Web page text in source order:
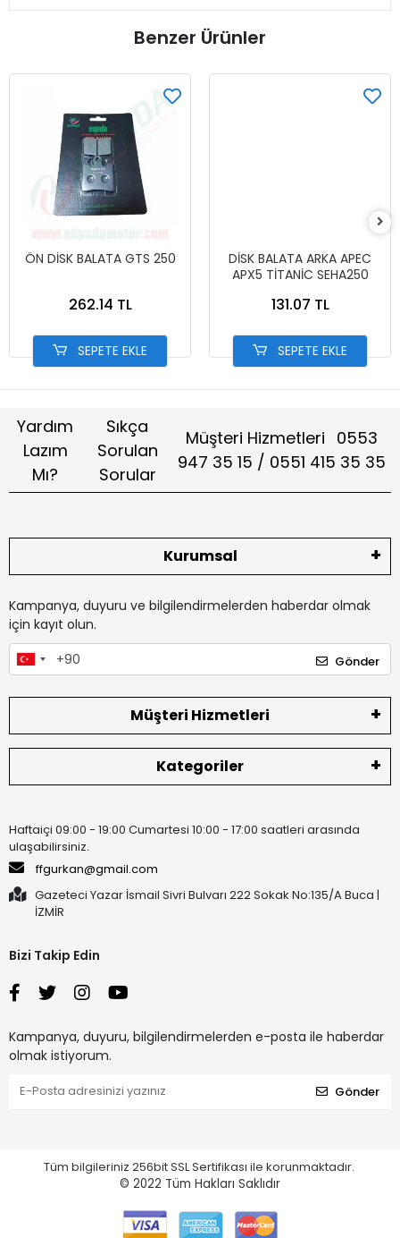
Benzer Ürünler
ÖN DİSK BALATA GTS 250
262.14 TL
SEPETE EKLE
DİSK BALATA ARKA APEC
APX5 TİTANİC SEHA250
131.07 TL
SEPETE EKLE
Yardım
Lazım
Mı?
Sıkça
Sorulan
Sorular
Müşteri Hizmetleri 0553
947 35 15 / 0551 415 35 35
Kurumsal
Kampanya, duyuru ve bilgilendirmelerden haberdar olmak
için kayıt olun.
Gönder
Müşteri Hizmetleri
Kategoriler
Haftaiçi 09:00 - 19:00 Cumartesi 10:00 - 17:00 saatleri arasında
ulaşabilirsiniz.
ffgurkan@gmail.com
Gazeteci Yazar İsmail Sivri Bulvarı 222 Sokak No:135/A Buca |
İZMİR
Bizi Takip Edin
Kampanya, duyuru, bilgilendirmelerden e-posta ile haberdar
olmak istiyorum.
Gönder
Tüm bilgileriniz 256bit SSL Sertifikası ile korunmaktadır.
© 2022 Tüm Hakları Saklıdır